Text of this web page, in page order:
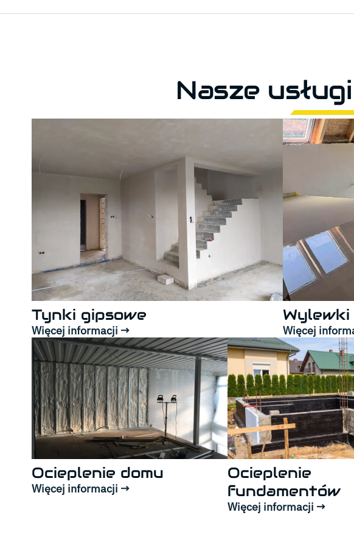
Nasze
Tynki gipsowe
Więcej informacji →
Wylewki
Więcej
Ocieplenie domu
Więcej informacji →
Ocieplenie
fundamentów
Więcej informacji →